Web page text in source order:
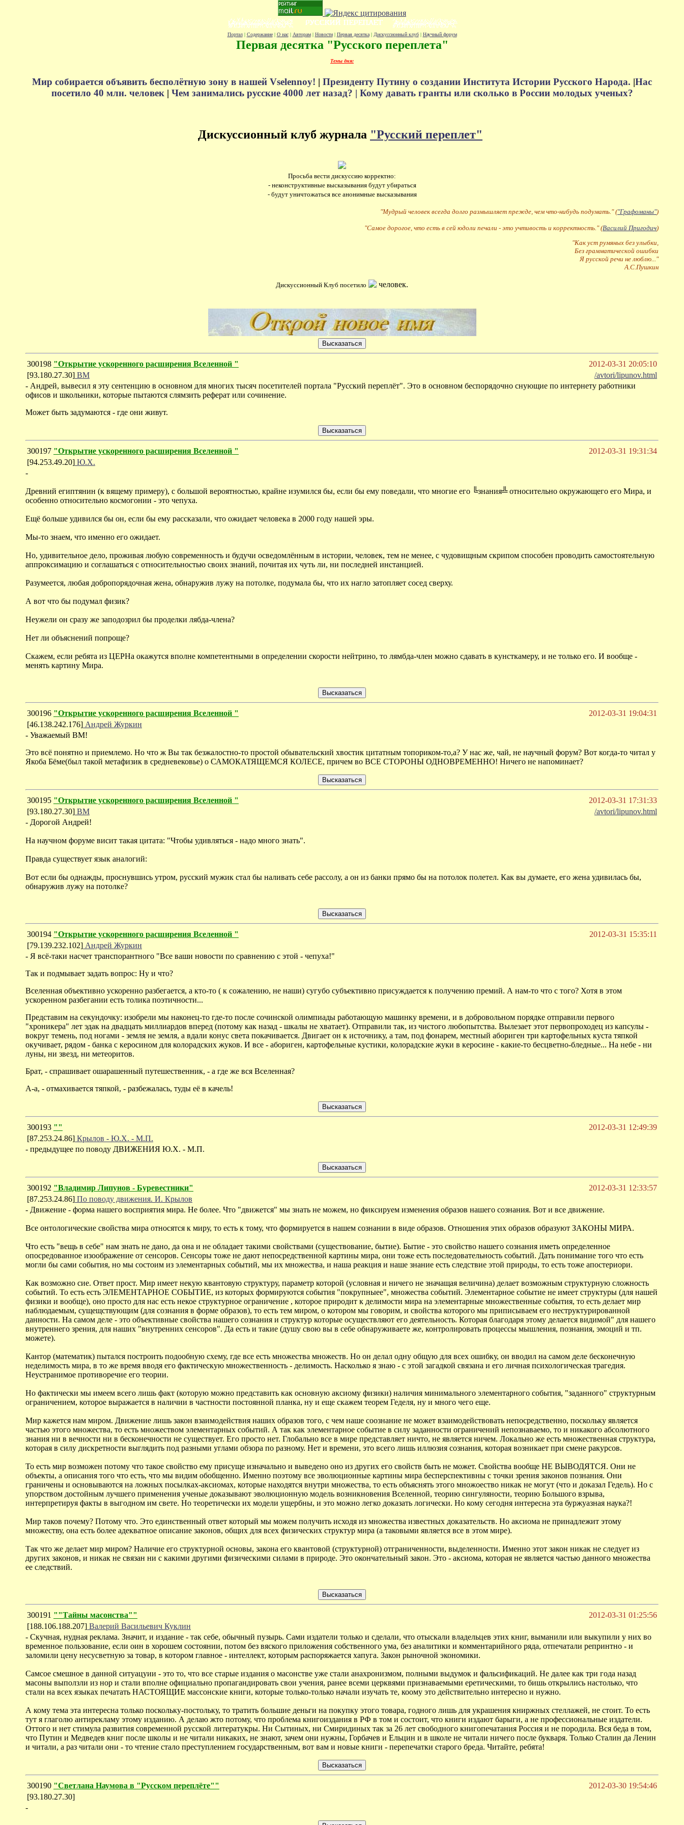
Портал| Содержание| О нас| Авторам| Новости| Первая десятка| Дискуссионный клуб| Научный форум
Первая десятка "Русского переплета"
Темы дня:
Мир собирается объявить бесполётную зону в нашей Vselennoy! | Президенту Путину о создании Института Истории Русского Народа. |Нас
посетило 40 млн. человек| Чем занимались русские 4000 лет назад? | Кому давать гранты или сколько в России молодых ученых?
Дискуссионный клуб журнала "Русский переплет"
Просьба вести дискуссию корректно:
- неконструктивные высказывания будут убираться
- будут уничтожаться все анонимные высказывания
"Мудрый человек всегда долго размышляет прежде, чем что-нибудь подумать." ("Графоманы")
"Самое дорогое, что есть в сей юдоли печали - это учтивость и корректность." (Василий Пригодич)
"Как уст румяных без улыбки,
Без грамматической ошибки
Я русской речи не люблю..."
А.С.Пушкин
Дискуссионный Клуб посетило человек.
300198 "Открытие ускоренного расширения Вселенной "
2012-03-31 20:05:10
[93.180.27.30] ВМ
/avtori/lipunov.html
- Андрей, вывесил я эту сентенцию в основном для многих тысяч посетителей портала "Русский переплёт". Это в основном беспорядочно снующие по интернету работники
офисов и школьники, которые пытаются слямзить реферат или сочинение.
Может быть задумаются - где они живут.
300197 "Открытие ускоренного расширения Вселенной "
2012-03-31 19:31:34
[94.253.49.20] Ю.Х.
-
Древний египтянин (к вящему примеру), с большой вероятностью, крайне изумился бы, если бы ему поведали, что многие его ╚знания╩ относительно окружающего его Мира, и
особенно относительно космогонии - это чепуха.
Ещё больше удивился бы он, если бы ему рассказали, что ожидает человека в 2000 году нашей эры.
Мы-то знаем, что именно его ожидает.
Но, удивительное дело, проживая любую современность и будучи осведомлённым в истории, человек, тем не менее, с чудовищным скрипом способен проводить самостоятельную
аппроксимацию и соглашаться с относительностью своих знаний, почитая их чуть ли, ни последней инстанцией.
Разумеется, любая добропорядочная жена, обнаружив лужу на потолке, подумала бы, что их нагло затопляет сосед сверху.
А вот что бы подумал физик?
Неужели он сразу же заподозрил бы проделки лябда-члена?
Нет ли объяснений попроще?
Скажем, если ребята из ЦЕРНа окажутся вполне компетентными в определении скорости нейтрино, то лямбда-член можно сдавать в кунсткамеру, и не только его. И вообще -
менять картину Мира.
300196 "Открытие ускоренного расширения Вселенной "
2012-03-31 19:04:31
[46.138.242.176] Андрей Журкин
- Уважаемый ВМ!
Это всё понятно и приемлемо. Но что ж Вы так безжалостно-то простой обывательский хвостик цитатным топориком-то,а? У нас же, чай, не научный форум? Вот когда-то читал у
Якоба Бёме(был такой метафизик в средневековье) о САМОКАТЯЩЕМСЯ КОЛЕСЕ, причем во ВСЕ СТОРОНЫ ОДНОВРЕМЕННО! Ничего не напоминает?
300195 "Открытие ускоренного расширения Вселенной "
2012-03-31 17:31:33
[93.180.27.30] ВМ
/avtori/lipunov.html
- Дорогой Андрей!
На научном форуме висит такая цитата: "Чтобы удивляться - надо много знать".
Правда существует язык аналогий:
Вот если бы однажды, проснувшись утром, русский мужик стал бы наливать себе рассолу, а он из банки прямо бы на потолок полетел. Как вы думаете, его жена удивилась бы,
обнаружив лужу на потолке?
300194 "Открытие ускоренного расширения Вселенной "
2012-03-31 15:35:11
[79.139.232.102] Андрей Журкин
- Я всё-таки насчет транспорантного "Все ваши новости по сравнению с этой - чепуха!"
Так и подмывает задать вопрос: Ну и что?
Вселенная объективно ускоренно разбегается, а кто-то ( к сожалению, не наши) сугубо субъективно присуждается к получению премий. А нам-то что с того? Хотя в этом
ускоренном разбегании есть толика поэтичности...
Представим на секундочку: изобрели мы наконец-то где-то после сочинской олимпиады работающую машинку времени, и в добровольном порядке отправили первого
"хроникера" лет эдак на двадцать миллиардов вперед (потому как назад - шкалы не хватает). Отправили так, из чистого любопытства. Вылезает этот первопроходец из капсулы -
вокруг темень, под ногами - земля не земля, а вдали конус света покачивается. Двигает он к источнику, а там, под фонарем, местный абориген три картофельных куста тяпкой
окучивает, рядом - банка с керосином для колорадских жуков. И все - абориген, картофельные кустики, колорадские жуки в керосине - какие-то бесцветно-бледные... На небе - ни
луны, ни звезд, ни метеоритов.
Брат, - спрашивает ошарашенный путешественник, - а где же вся Вселенная?
А-а, - отмахивается тяпкой, - разбежалась, туды её в качель!
300193 ""
2012-03-31 12:49:39
[87.253.24.86] Крылов - Ю.Х. - М.П.
- предыдущее по поводу ДВИЖЕНИЯ Ю.Х. - М.П.
300192 "Владимир Липунов - Буревестники"
2012-03-31 12:33:57
[87.253.24.86] По поводу движения. И. Крылов
- Движение - форма нашего восприятия мира. Не более. Что "движется" мы знать не можем, но фиксируем изменения образов нашего сознания. Вот и все движение.
Все онтологические свойства мира относятся к миру, то есть к тому, что формируется в нашем сознании в виде образов. Отношения этих образов образуют ЗАКОНЫ МИРА.
Что есть "вещь в себе" нам знать не дано, да она и не обладает такими свойствами (существование, бытие). Бытие - это свойство нашего сознания иметь определенное
опосредованное изоображение от сенсоров. Сенсоры тоже не дают непосредственной картины мира, они тоже есть последовательность событий. Дать понимание того что есть
могли бы сами события, но мы состоим из элементарных событий, мы их множества, и наша реакция и наше знание есть следствие этой природы, то есть тоже апостериори.
Как возможно сие. Ответ прост. Мир имеет некую квантовую структуру, параметр которой (условная и ничего не значащая величина) делает возможным структурную сложность
событий. То есть есть ЭЛЕМЕНТАРНОЕ СОБЫТИЕ, из которых формируются события "покрупныее", множества событий. Элементарное событие не имеет структуры (для нашей
физики и вообще), оно просто для нас есть некое структурное ограничение , которое природит к делимости мира на элементарные множественные события, то есть делает мир
наблюдаемым, сущещствующим (для сознания в форме образов), то есть тем миром, о котором мы говорим, и свойства которого мы приписываем его неструктурированной
данности. На самом деле - это объективные свойства нашего сознания и структур которые осуществляют его деятельность. Которая благодаря этому делается видимой" для нашего
внутреннего зрения, для наших "внутренних сенсоров". Да есть и такие (душу свою вы в себе обнаруживаете же, контролировать процессы мышления, познания, эмоций и тп.
можете).
Кантор (математик) пытался построить подообную схему, где все есть множества множеств. Но он делал одну общую для всех ошибку, он вводил на самом деле бесконечную
неделимость мира, в то же время вводя его фактическую множественность - делимость. Насколько я знаю - с этой загадкой связана и его личная психологическая трагедия.
Неустранимое противоречие его теории.
Но фактически мы имеем всего лишь факт (которую можно представить как основную аксиому физики) наличия минимального элементарного события, "заданного" структурным
ограничением, которое выражается в наличии в частности постоянной планка, ну и еще скажем теорем Геделя, ну и много чего еще.
Мир кажется нам миром. Движение лишь закон взаимодействия наших образов того, с чем наше соознание не может взаимодействовать непосредственно, поскольку является
частью этого множества, то есть множеством элементарных событий. А так как элементарное событие в силу заданности ограничений непознаваемо, то и никакого абсолютного
знания ни в вечности ни в бесконечности не существует. Его просто нет. Глобально все в мире представляет ничто, не является ничем. Локально же есть множественная структура,
которая в силу дискретности выглядить под разными углами обзора по разному. Нет и времени, это всего лишь иллюзия сознания, которая возникает при смене ракурсов.
То есть мир возможен потому что такое свойство ему присуще изначально и выведено оно из других его свойств быть не может. Свойства вообще НЕ ВЫВОДЯТСЯ. Они не
объекты, а описания того что есть, что мы видим обобщенно. Именно поэтому все эволюционные картины мира бесперспективны с точки зрения законов познания. Они
граничены и основываются на ложных посылках-аксиомах, которые находятся внутри множества, то есть объяснять этого множоество никак не могут (что и доказал Гедель). Но с
упорством достойным лучшего применения ученые доказывают эволюционную модель возникновения Вселенной, теорию сингуляности, теорию Большого взрыва,
интерпретируя факты в выгодном им свете. Но теоретически их модели ущербны, и это можно легко доказать логически. Но кому сегодня интересна эта буржуазная наука?!
Мир таков почему? Потому что. Это единственный ответ который мы можем получить исходя из множества известных доказательств. Но аксиома не принадлежит этому
множеству, она есть более адекватное описание законов, общих для всех физических структур мира (а таковыми является все в этом мире).
Так что же делает мир миром? Наличие его структурной основы, закона его квантовой (структурной) отграниченности, выделенности. Именно этот закон никак не следует из
других законов, и никак не связан ни с какими другими физическими силами в природе. Это окончательный закон. Это - аксиома, которая не является частью данного множества
ее следствий.
300191 ""Тайны масонства""
2012-03-31 01:25:56
[188.106.188.207] Валерий Васильевич Куклин
- Скучная, нудная реклама. Значит, и издание - так себе, обычный пузырь. Сами издатели только и сделали, что отыскали владельцев этих книг, выманили или выкупили у них во
временное пользование, если оин в хорошем состоянии, потом без вяского приложения собственного ума, без аналитики и комментарийного ряда, отпечатали репринтно - и
заломили цену несусветную за товар, в котором главное - интеллект, которым распоряжается хапуга. Закон рыночной экономики.
Самсое смешное в данной ситуацуии - это то, что все старые издания о масонстве уже стали анахронизмом, полными выдумок и фальсификаций. Не далее как три года назад
масоны выползли из нор и стали вполне официально пропагандировать свои учения, ранее всеми церквями признаваемыми еретическими, то бишь открылись настолько, что
стали на всех языках печатать НАСТОЯЩИЕ массонские книги, которые только-только начали изучать те, коому это действительно интересно и нужно.
А кому тема эта интересна только поскольку-постольку, то тратить большие деньги на покупку этого товара, годного лишь для украшения книржных стеллажей, не стоит. То есть
тут я глаголю антирекламу этому изданию. А делаю жто потому, что проблема книгоиздания в РФ в том и состоит, что книги издают барыги, а не профессиональные издатели.
Оттого и нет стимула развития современной русской литератукры. Ни Сытиных, ни Смиридиных так за 26 лет свободного книгопечатания Россия и не породила. Вся беда в том,
что Путин и Медведев книг после школы и не читали никаких, не знают, зачем они нужны, Горбачев и Ельцин и в школе не читали ничего после букваря. Только Сталин да Ленин
и читали, а раз читали они - то чтение стало преступлением государственным, вот вам и новые книги - перепечатки старого бреда. Читайте, ребята!
300190 "Светлана Наумова в "Русском переплёте""
2012-03-30 19:54:46
[93.180.27.30]
-